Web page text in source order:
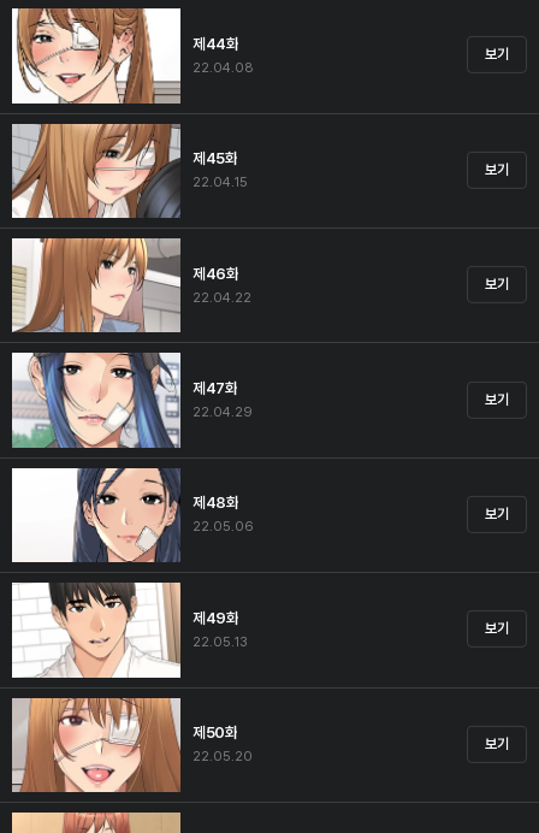
제44화
22.04.08
보기
제45화
22.04.15
보기
제46화
22.04.22
보기
제47화
22.04.29
보기
제48화
22.05.06
보기
제49화
22.05.13
보기
제50화
22.05.20
보기